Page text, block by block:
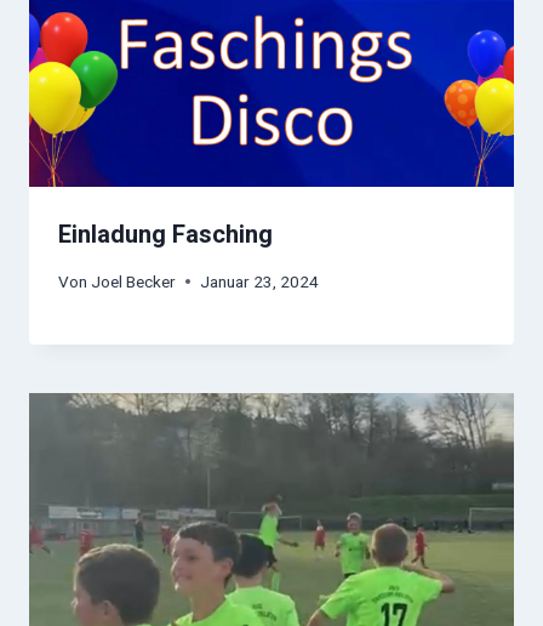
Einladung Fasching
Von Joel Becker Januar 23, 2024